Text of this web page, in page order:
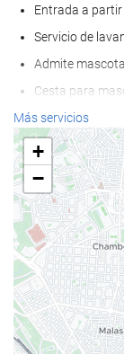
Entrada a partir
Servicio de
Admite
Cesta para
Cuenco para
Aire
Calefacción
Ascensor
AAdaptado
Habitaciones
Zona de
Habitaciones
Habitaciones
Más servicios
+
−